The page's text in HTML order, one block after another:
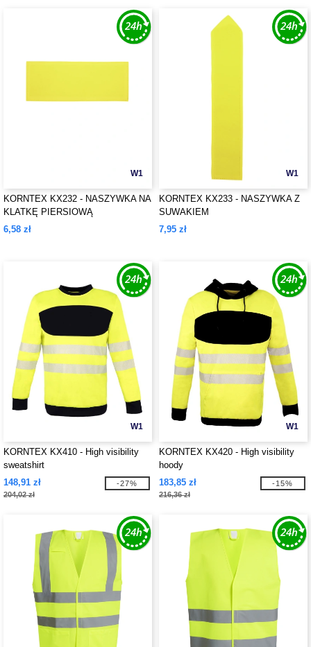
W1
KORNTEX KX232 - NASZYWKA NA
KLATKĘ PIERSIOWĄ
6,58 zł
W1
KORNTEX KX233 - NASZYWKA Z
SUWAKIEM
7,95 zł
W1
KORNTEX KX410 - High visibility
sweatshirt
148,91 zł
204,02 zł
-27%
W1
KORNTEX KX420 - High visibility
hoody
183,85 zł
216,36 zł
-15%